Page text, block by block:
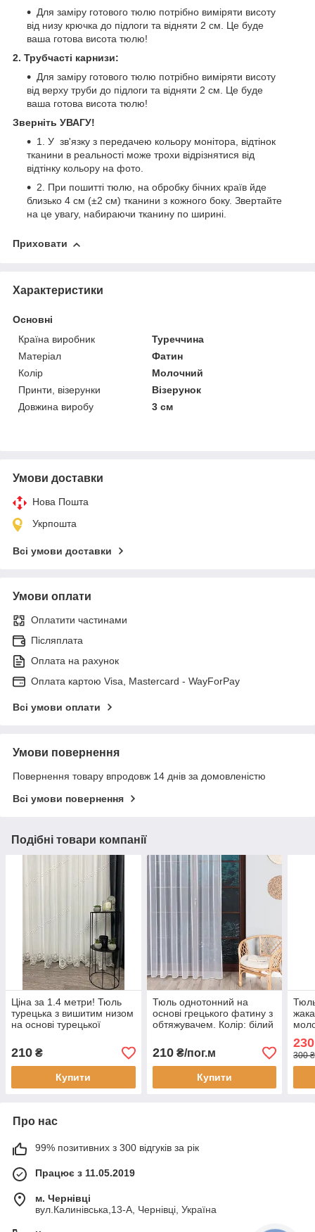
Для заміру готового тюлю потрібно виміряти висоту
від низу крючка до підлоги та відняти 2 см. Це буде
ваша готова висота тюлю!
2. Трубчасті карнизи:
Для заміру готового тюлю потрібно виміряти висоту
від верху труби до підлоги та відняти 2 см. Це буде
ваша готова висота тюлю!
Зверніть УВАГУ!
1. У зв'язку з передачею кольору монітора, відтінок
тканини в реальності може трохи відрізнятися від
відтінку кольору на фото.
2. При пошитті тюлю, на обробку бічних країв йде
близько 4 см (±2 см) тканини з кожного боку. Звертайте
на це увагу, набираючи тканину по ширині.
Приховати
Характеристики
Основні
Країна виробник
Туреччина
Матеріал
Фатин
Колір
Молочний
Принти, візерунки
Візерунок
Довжина виробу
3 см
Умови доставки
Нова Пошта
Укрпошта
Всі умови доставки
Умови оплати
Оплатити частинами
Післяплата
Оплата на рахунок
Оплата картою Visa, Mastercard - WayForPay
Всі умови оплати
Умови повернення
Повернення товару впродовж 14 днів за домовленістю
Всі умови повернення
Подібні товари компанії
Ціна за 1.4 метри! Тюль
турецька з вишитим низом
на основі турецької
Колір: сірий
210 ₴
Купити
Тюль однотонний на
основі грецького фатину з
обтяжувачем. Колір: білий
210₴/пог.м
Купити
230
300
Про нас
99% позитивних з 300 відгуків за рік
Працює з 11.05.2019
м. Чернівці
вул.Калинівська,13-А, Чернівці, Україна